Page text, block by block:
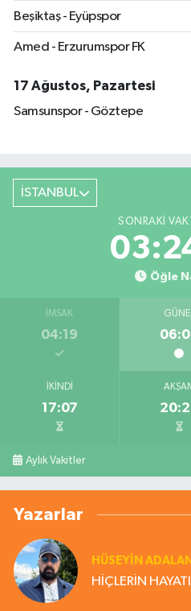
Beşiktaş - Eyüpspor
Amed - Erzurumspor FK
17 Ağustos, Pazartesi
Samsunspor - Göztepe
İSTANBUL
SONRAKI
Öğle
İMSAK
04:19
İKINDI
17:07
Aylık Vakitler
Yazarlar
HÜSEYIN ADALAN
HİÇLERİN